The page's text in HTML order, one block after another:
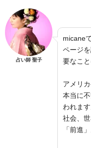
占い師 聖子
micane
ページ
要なこ
アメリ
本当に
われま
社会、
「前進」